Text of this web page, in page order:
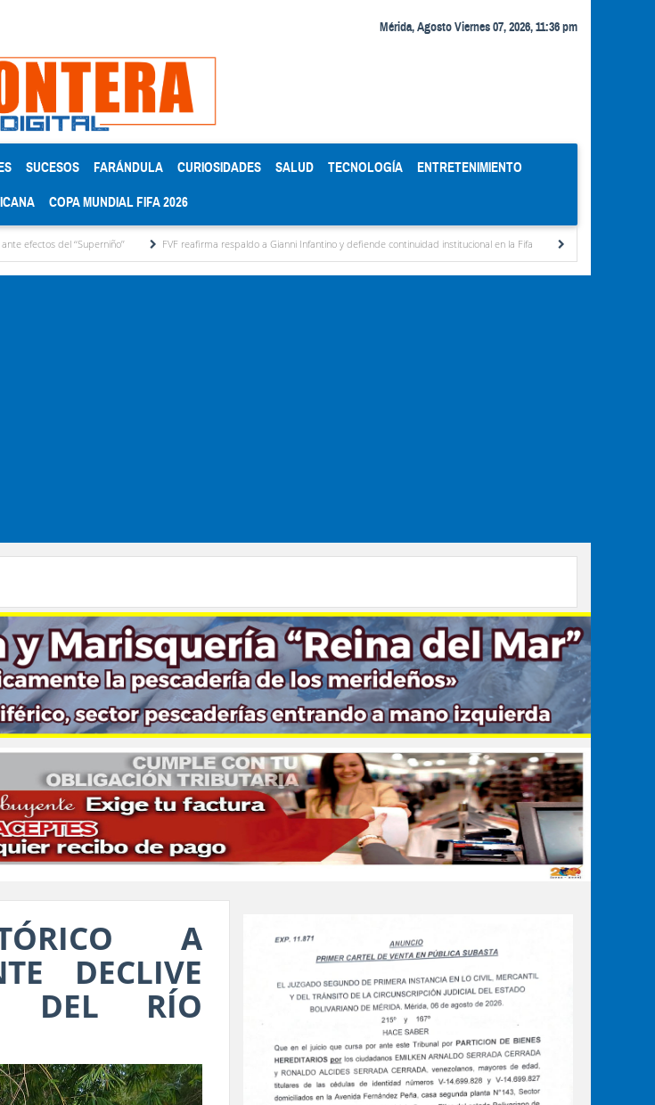
Mérida, Agosto Viernes 07, 2026, 11:36 pm
SUCESOS FARÁNDULA CURIOSIDADES SALUD TECNOLOGÍA ENTRETENIMIENTO
COPA MUNDIAL FIFA 2026
FVF reafirma respaldo a Gianni Infantino y defiende continuidad institucional en la Fifa Organismos públicos recortan
A
DECLIVE
DEL RÍO